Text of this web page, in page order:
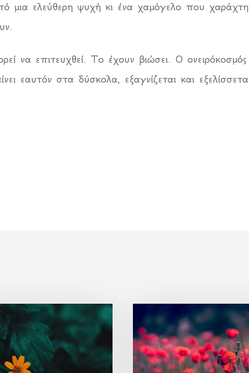
μια ελεύθερη ψυχή κι ένα χαμόγελο που
να επιτευχθεί. Το έχουν βιώσει. Ο ονειρόκοσμός
στα δύσκολα, εξαγνίζεται και